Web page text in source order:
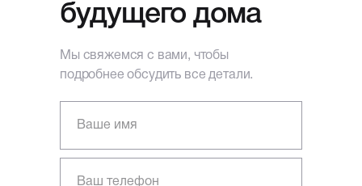
будущего дома
Мы свяжемся с вами, чтобы
подробнее обсудить все детали.